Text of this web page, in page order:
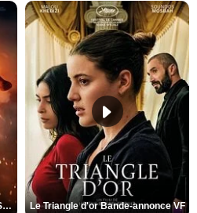
L'Odyssée Bande-annonce VO STFR Le Triangle d'or Bande-annonce VF